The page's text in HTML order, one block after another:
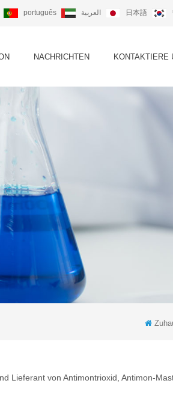
português العربية 日本語
NACHRICHTEN KONTAKTIERE
Lieferant von Antimontrioxid, Antimon-